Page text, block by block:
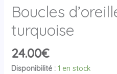
Boucles
turquoise
24.00€
Disponibilité : 1 en stock